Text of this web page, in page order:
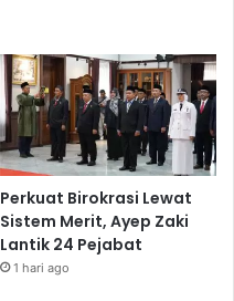
Perkuat Birokrasi Lewat
Sistem Merit, Ayep Zaki
Lantik 24 Pejabat
1 hari ago